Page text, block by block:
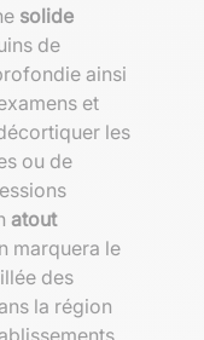
solide
de
ainsi
et
les
ou de
atout
marquera le
des
la région